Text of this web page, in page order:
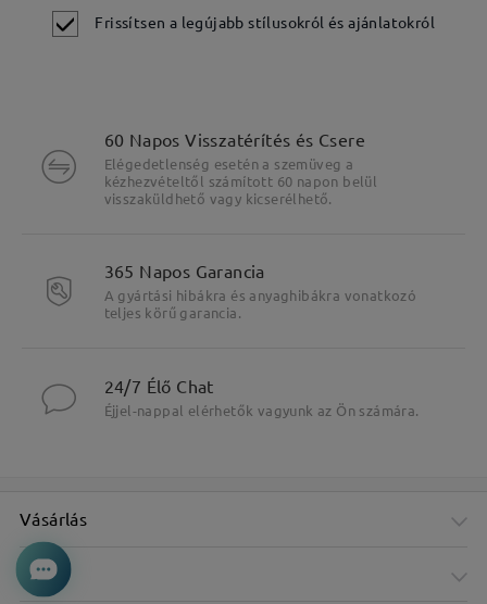
Frissítsen a legújabb stílusokról és ajánlatokról
60 Napos Visszatérítés és Csere
Elégedetlenség esetén a szemüveg a
kézhezvételtől számított 60 napon belül
visszaküldhető vagy kicserélhető.
365 Napos Garancia
A gyártási hibákra és anyaghibákra vonatkozó
teljes körű garancia.
24/7 Élő Chat
Éjjel-nappal elérhetők vagyunk az Ön számára.
Vásárlás
Cég